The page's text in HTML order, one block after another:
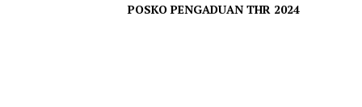
POSKO PENGADUAN THR 2024